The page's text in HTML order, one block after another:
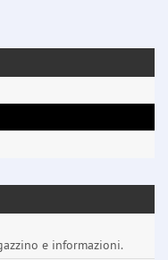
e informazioni.